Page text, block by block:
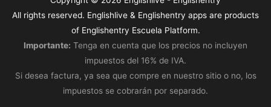
All rights reserved. Englishlive & Englishentry apps are products
of Englishentry Escuela Platform.
Importante: Tenga en cuenta que los precios no incluyen
impuestos del 16% de IVA.
Si desea factura, ya sea que compre en nuestro sitio o no, los
impuestos se cobrarán por separado.